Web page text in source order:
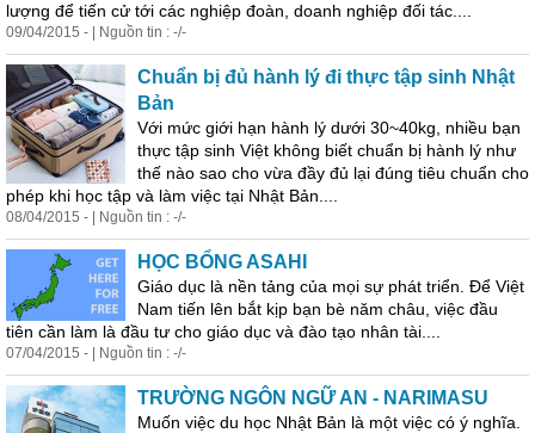
lượng để tiến cử tới các nghiệp đoàn, doanh nghiệp đối tác....
09/04/2015 - | Nguồn tin : -/-
Chuẩn bị đủ hành lý đi thực tập sinh Nhật
Bản
Với mức giới hạn hành lý dưới 30~40kg, nhiều bạn
thực tập sinh Việt không biết chuẩn bị hành lý như
thế nào sao cho vừa đầy đủ lại đúng tiêu chuẩn cho
phép khi học tập và làm việc tại Nhật Bản....
08/04/2015 - | Nguồn tin : -/-
HỌC BỔNG ASAHI
Giáo dục là nền tảng của mọi sự phát triển. Để Việt
Nam tiến lên bắt kịp bạn bè năm châu, việc đầu
tiên cần làm là đầu tư cho giáo dục và đào tạo nhân tài....
07/04/2015 - | Nguồn tin : -/-
TRƯỜNG NGÔN NGỮ AN - NARIMASU
Muốn việc du học Nhật Bản là một việc có ý nghĩa.